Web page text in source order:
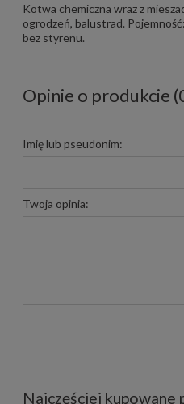
Kotwa chemiczna wraz z
ogrodzeń, balustrad.
bez styrenu.
Opinie o produkcie
Imię lub pseudonim:
Twoja opinia:
Najczęściej kupowane